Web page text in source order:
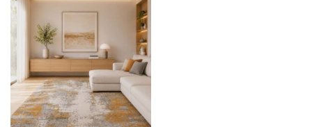
Trocas e Devoluções
Termos e condições